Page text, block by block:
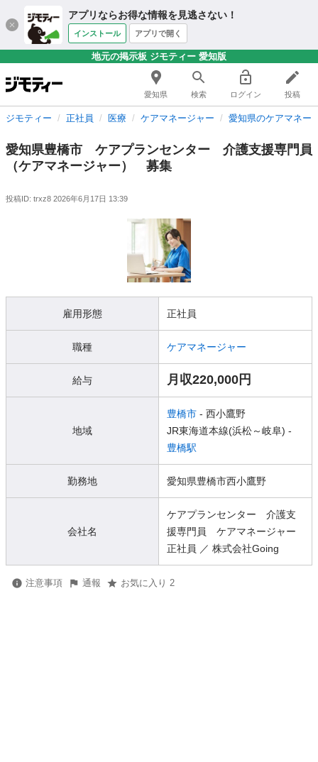
アプリならお得な情報を見逃さない！
インストール アプリで開く
地元の掲示板 ジモティー 愛知版
愛知県 検索 ログイン 投稿
ジモティー 正社員 医療 ケアマネージャー 愛知県のケアマネー
愛知県豊橋市 ケアプランセンター 介護支援専門員
（ケアマネージャー） 募集
投稿ID: trxz8 2026年6月17日 13:39
雇用形態 正社員
職種 ケアマネージャー
給与 月収220,000円
地域
豊橋市 - 西小鷹野
JR東海道本線(浜松～岐阜) -
豊橋駅
勤務地 愛知県豊橋市西小鷹野
会社名
ケアプランセンター 介護支
援専門員 ケアマネージャー
正社員 ／ 株式会社Going
注意事項 通報 お気に入り 2